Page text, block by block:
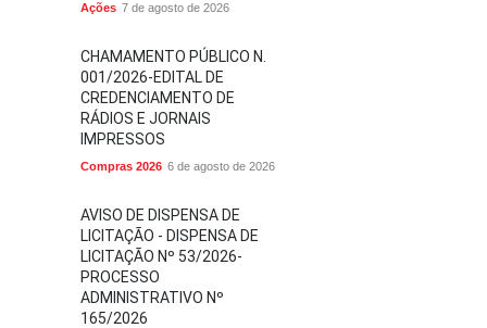
Ações 7 de agosto de 2026
CHAMAMENTO PÚBLICO N.
001/2026-EDITAL DE
CREDENCIAMENTO DE
RÁDIOS E JORNAIS
IMPRESSOS
Compras 2026 6 de agosto de 2026
AVISO DE DISPENSA DE
LICITAÇÃO - DISPENSA DE
LICITAÇÃO Nº 53/2026-
PROCESSO
ADMINISTRATIVO Nº
165/2026